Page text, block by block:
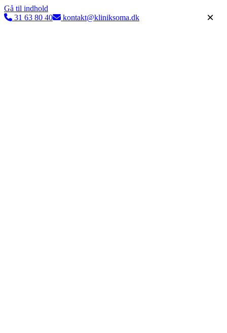
Gå til indhold
31 63 80 40
kontakt@kliniksoma.dk ×